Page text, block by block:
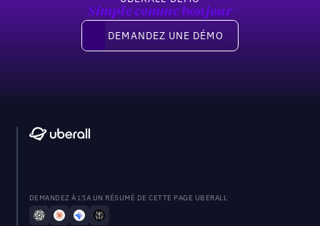
Simple comme bonjour
Demandez une démo
DEMANDEZ UNE DÉMO
DEMANDEZ À L'IA UN RÉSUMÉ DE CETTE PAGE UBERALL